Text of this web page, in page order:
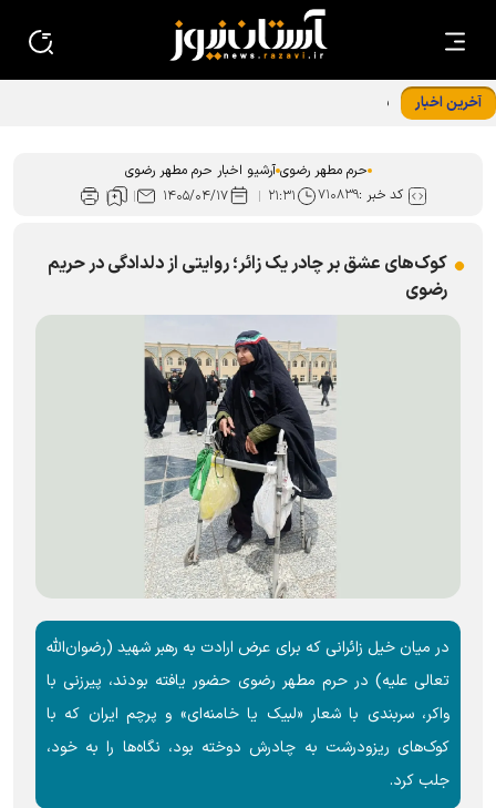
آخرین اخبار
برگزاری ویژه برنامه «مثل جابر» همزمان با روز اربعین حسینی در
حرم مطهر رضوی آرشیو اخبار حرم مطهر رضوی
کد خبر :۷۱۰۸۳۹ ۲۱:۳۱ ۱۴۰۵/۰۴/۱۷
کوک‌های عشق بر چادر یک زائر؛ روایتی از دلدادگی در حریم
رضوی
در میان خیل زائرانی که برای عرض ارادت به رهبر شهید (رضوان‌الله
تعالی علیه) در حرم مطهر رضوی حضور یافته بودند، پیرزنی با
واکر، سربندی با شعار «لبیک یا خامنه‌ای» و پرچم ایران که با
کوک‌های ریزودرشت به چادرش دوخته بود، نگاه‌ها را به خود،
جلب کرد.